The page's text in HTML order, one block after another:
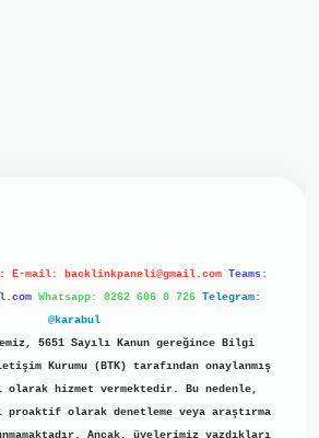
E-mail: backlinkpaneli@gmail.com Teams:
Whatsapp: 0262 606 0 726 Telegram:
@karabul
5651 Sayılı Kanun gereğince Bilgi
Kurumu (BTK) tarafından onaylanmış
olarak hizmet vermektedir. Bu nedenle,
olarak denetleme veya araştırma
Ancak, üyelerimiz yazdıkları